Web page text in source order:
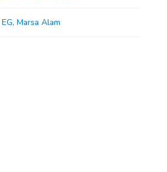
EG, Marsa Alam